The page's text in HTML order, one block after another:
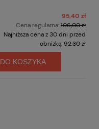
95,40 zł
Cena regularna:106,00 zł
Najniższa cena z 30 dni przed
obniżką:92,30 zł
DO KOSZYKA